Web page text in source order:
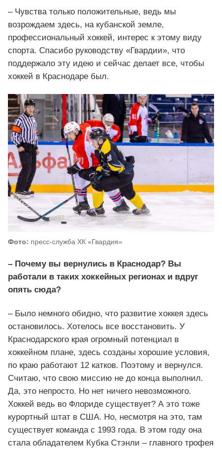
– Чувства только положительные, ведь мы
возрождаем здесь, на кубанской земле,
профессиональный хоккей, интерес к этому виду
спорта. Спасибо руководству «Гвардии», что
поддержало эту идею и сейчас делает все, чтобы
хоккей в Краснодаре был.
Фото: пресс-служба ХК «Гвардия»
– Почему вы вернулись в Краснодар? Вы
работали в таких хоккейных регионах и вдруг
опять сюда?
– Было немного обидно, что развитие хоккея здесь
остановилось. Хотелось все восстановить. У
Краснодарского края огромный потенциал в
хоккейном плане, здесь созданы хорошие условия,
по краю работают 12 катков. Поэтому и вернулся.
Считаю, что свою миссию не до конца выполнил.
Да, это непросто. Но нет ничего невозможного.
Хоккей ведь во Флориде существует? А это тоже
курортный штат в США. Но, несмотря на это, там
существует команда с 1993 года. В этом году она
стала обладателем Кубка Стэнли – главного трофея